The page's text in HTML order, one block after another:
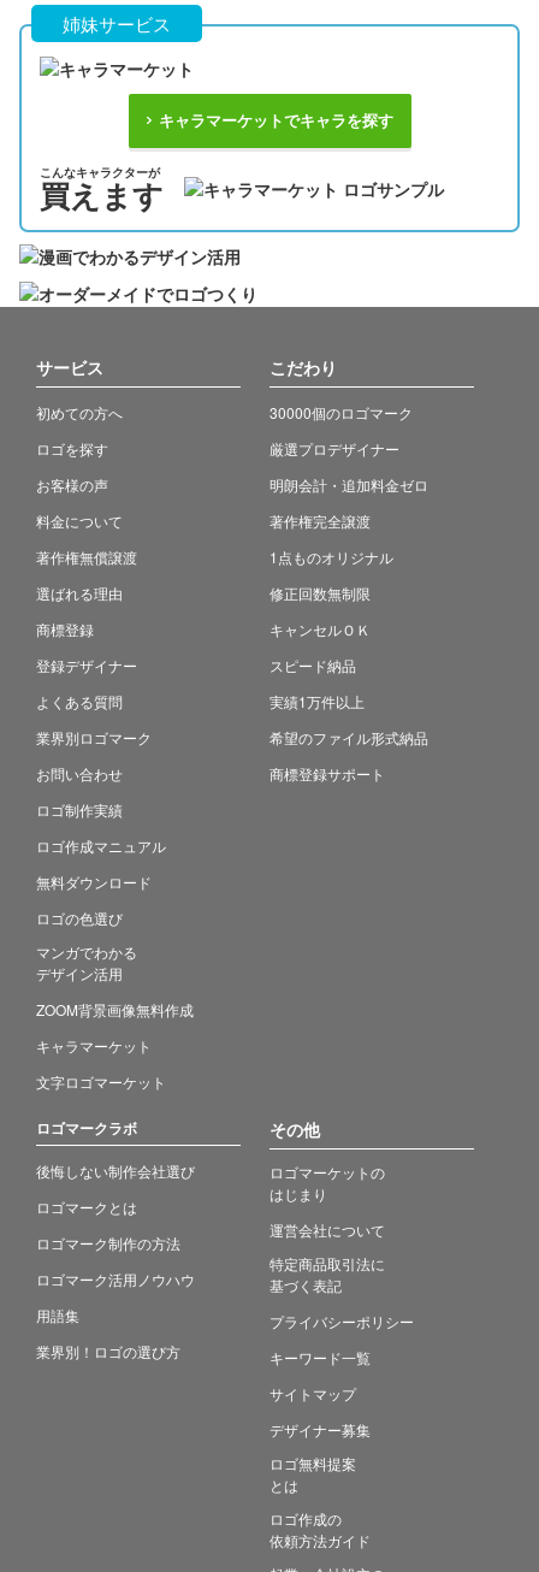
姉妹サービス
キャラマーケットでキャラを探す
こんなキャラクターが
買えます
サービス
初めての方へ
ロゴを探す
お客様の声
料金について
著作権無償譲渡
選ばれる理由
商標登録
登録デザイナー
よくある質問
業界別ロゴマーク
お問い合わせ
ロゴ制作実績
ロゴ作成マニュアル
無料ダウンロード
ロゴの色選び
マンガでわかる
デザイン活用
ZOOM背景画像無料作成
キャラマーケット
文字ロゴマーケット
こだわり
30000個のロゴマーク
厳選プロデザイナー
明朗会計・追加料金ゼロ
著作権完全譲渡
1点ものオリジナル
修正回数無制限
キャンセルＯＫ
スピード納品
実績1万件以上
希望のファイル形式納品
商標登録サポート
ロゴマークラボ
後悔しない制作会社選び
ロゴマークとは
ロゴマーク制作の方法
ロゴマーク活用ノウハウ
用語集
業界別！ロゴの選び方
その他
ロゴマーケットの
はじまり
運営会社について
特定商品取引法に
基づく表記
プライバシーポリシー
キーワード一覧
サイトマップ
デザイナー募集
ロゴ無料提案
とは
ロゴ作成の
依頼方法ガイド